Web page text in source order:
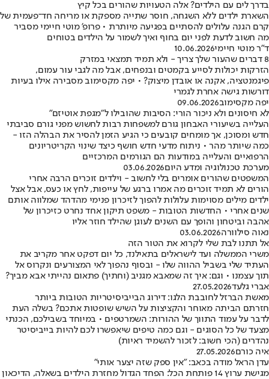
בדרך לים עם הילדים? אלה הטעויות שהורים בכל קיץ
השארת ילדים ללא השגחה, חוסר שתייה מספקת או מריחה חד־פעמית של
קרם הגנה עלולים להסתיים בפגיעה מיותרת • פרופ' מוטי חיימי מסביר
מה חשוב לדעת לפני יום בחוף ואיך לשמור על הילדים בטוחים
ד"ר מוטי חיימי10.06.2026
8 דברים שהעור שלך צריך - ולא תמיד תמצאי במזרק
הזרקות יכולות לסייע בקמטים ובנפחים, אבל מה לגבי עור עמום,
פיגמנטציה, אקנה או אובדן מיצוק? • יפה מקסימוב מסבירה אילו בעיות
דורשות גישה אחרת לגמרי
יפה מקסימוב09.06.2026
לא חיסונים ולא ניכור הורי: הסיבות שהובילו ל"מגפת אוטיזם"
העלייה בשיעורי האבחון גורם למשפחות רבות לחשוש מפני גורם סביבתי
חדש ומסוכן, אך מומחים קובעים כי הגיע הזמן להסיר את הבהלה הזו -
כמה שיותר מהר • ניתוח מדעי חדש חושף כיצד שינוי הקריטריונים
הרפואיים והעלייה במודעות הם הגורמים המרכזיים
מערכת טכנולוגיה ומדע היום03.06.2026
המשפטים שהורים אומרים בלי לחשוב - וילדים זוכרים הרבה אחרי
הורים לא תמיד זוכרים מה אמרו ברגע של עייפות, לחץ או כעס, אבל אצל
ילדים מילים מסוימות עלולות להפוך לזיכרון פנימי מהדהד שמלווה אותם
שנים אחרי • החדשות הטובות - משפט תיקון אחד נחרט כזיכרון של
אהבה וביטחון והופך עם השנים לעוגן שהילד חוזר אליו
נאוה סילוורה03.06.2026
אל תתנו לבת שלי לקרוא את הטור הזה
משרי הממשלה ועד לישראלים בתאילנד, כל יום דפקט אחר מקריב את
העתיד שלי בשביל ההווה שלו - ובסוף נהפוך לאי המצורעים ונקרוס אל
תוך עצמנו • וגם: איך זה שמאבא מגניב (וחתיך) פתאום נהייתי אבא מביך?
אברי גלעד27.05.2026
מאשת הברזל לחובבת הלגו: דירוג הבייביסיטריות הטובות ביותר
חזרתם הביתה מאוחר והקציצות על השיש שופטות אתכם? בשלה העת
לדבר על עמוד התווך של ההורות: השמרטפים • במיוחד בשבילכם, הכנתי
מצעד של כל הסוגים - וגם כמה טיפים שיאפשרו לכם להיות בייביסיטר
נהדרים (הכי חשוב: לזכור להשמיד ראיות)
איה כורם27.05.2026
עדן הראל מודה בכאב: "אין ספק שזה יצער אותי"
מגישת ערוץ 14 פותחת הכל: הפחד הגדול מחזרת הילדים בשאלה, הדיכאון